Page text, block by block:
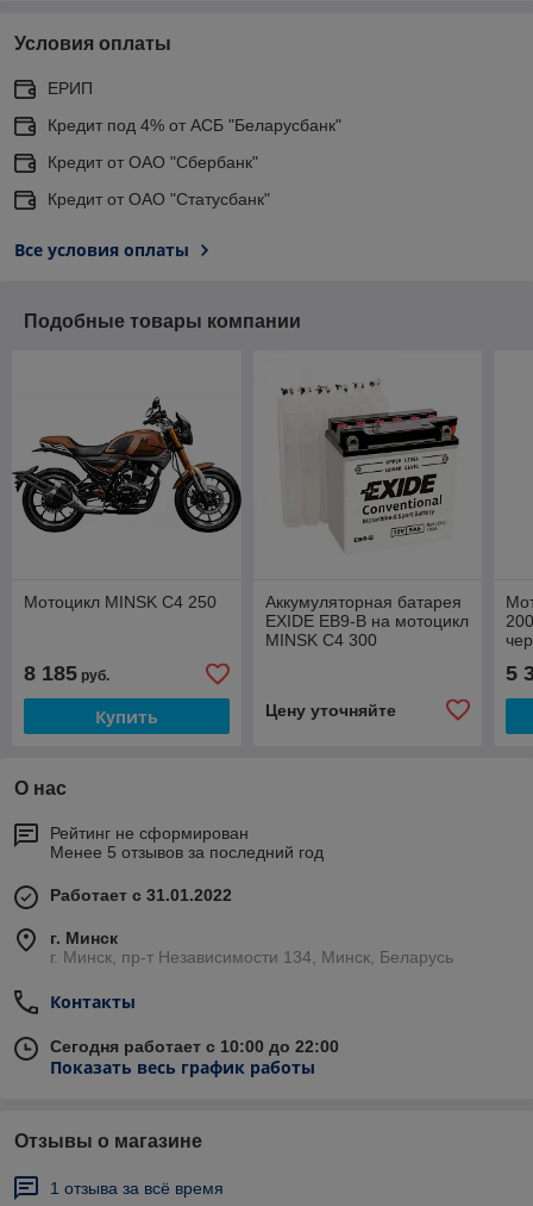
Условия оплаты
ЕРИП
Кредит под 4% от АСБ "Беларусбанк"
Кредит от ОАО "Сбербанк"
Кредит от ОАО "Статусбанк"
Все условия оплаты
Подобные товары компании
Мотоцикл MINSK С4 250
8 185 руб.
Купить
Аккумуляторная батарея
EXIDE ЕВ9-B на мотоцикл
MINSK С4 300
Цену уточняйте
5
О нас
Рейтинг не сформирован
Менее 5 отзывов за последний год
Работает с 31.01.2022
г. Минск
г. Минск, пр-т Независимости 134, Минск, Беларусь
Контакты
Сегодня работает с 10:00 до 22:00
Показать весь график работы
Отзывы о магазине
1 отзыва за всё время